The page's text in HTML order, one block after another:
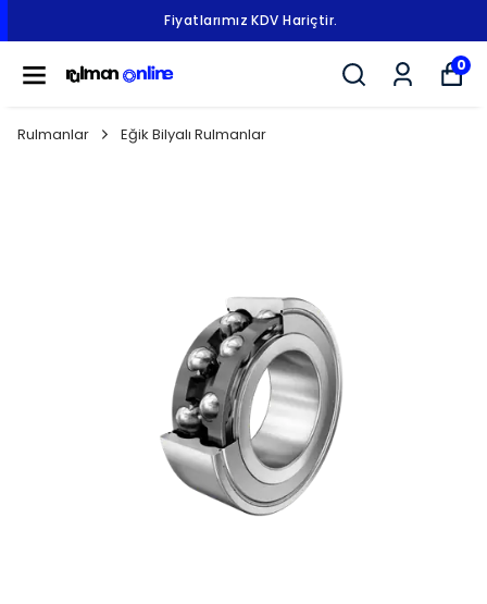
Fiyatlarımız KDV Hariçtir.
0
Rulmanlar Eğik Bilyalı Rulmanlar